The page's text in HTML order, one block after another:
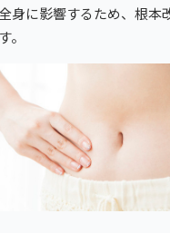
身に影響するため、根本
。